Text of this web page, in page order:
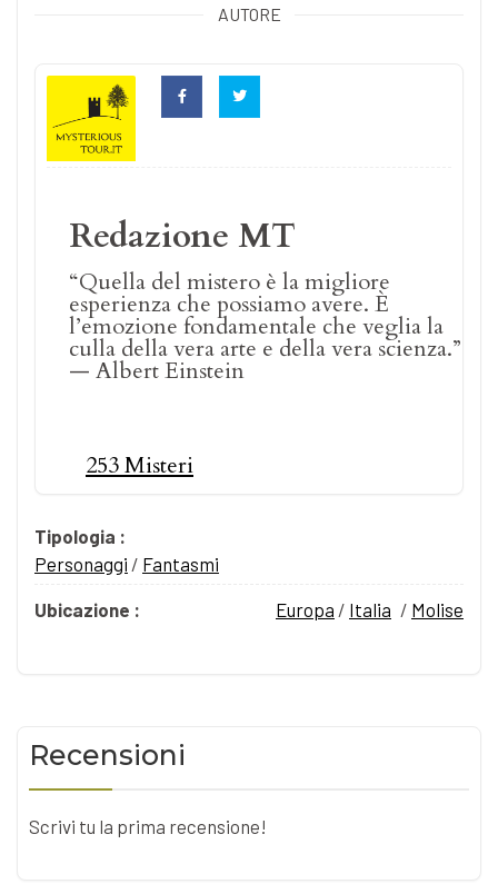
AUTORE
Redazione MT
“Quella del mistero è la migliore
esperienza che possiamo avere. È
l’emozione fondamentale che veglia la
culla della vera arte e della vera scienza.”
— Albert Einstein
253 Misteri
Tipologia :
Personaggi / Fantasmi
Ubicazione : Europa / Italia / Molise
Recensioni
Scrivi tu la prima recensione!